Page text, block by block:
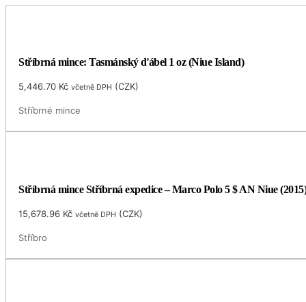
Stříbrná mince: Tasmánský ďábel 1 oz (Niue Island)
5,446.70 Kč včetně DPH (CZK)
Stříbrné mince
Stříbrná mince Stříbrná expedice – Marco Polo 5 $ AN Niue
15,678.96 Kč včetně DPH (CZK)
Stříbro